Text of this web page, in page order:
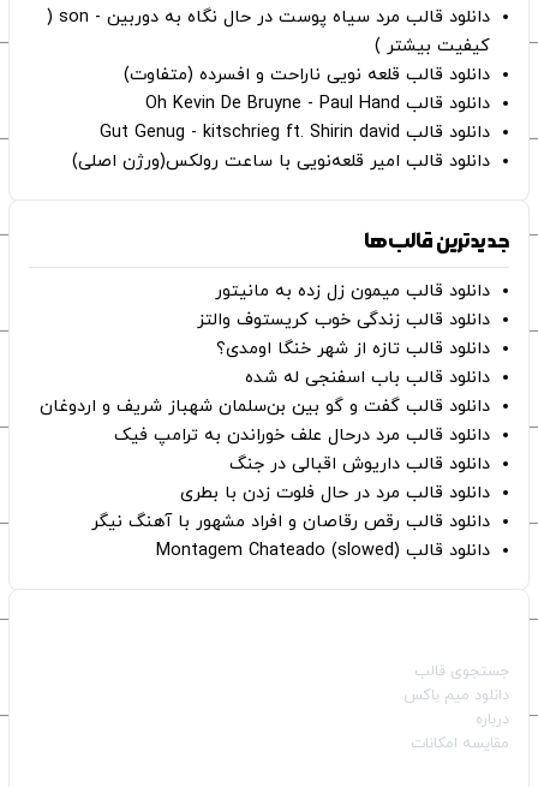
دانلود قالب مرد سیاه پوست در حال نگاه به دوربین - son (
کیفیت بیشتر )
دانلود قالب قلعه نویی ناراحت و افسرده (متفاوت)
دانلود قالب Oh Kevin De Bruyne - Paul Hand
دانلود قالب Gut Genug - kitschrieg ft. Shirin david
دانلود قالب امیر قلعه‌نویی با ساعت رولکس(ورژن اصلی)
جدیدترین قالب‌ها
دانلود قالب میمون زل زده به مانیتور
دانلود قالب زندگی خوب کریستوف والتز
دانلود قالب تازه از شهر خنگا اومدی؟
دانلود قالب باب اسفنجی له شده
دانلود قالب گفت و گو بین بن‌سلمان شهباز شریف و اردوغان
دانلود قالب مرد درحال علف خوراندن به ترامپ فیک
دانلود قالب داریوش اقبالی در جنگ
دانلود قالب مرد در حال فلوت زدن با بطری
دانلود قالب رقص رقاصان و افراد مشهور با آهنگ نیگر
دانلود قالب Montagem Chateado (slowed)
جستجوی قالب
دانلود میم باکس
درباره
مقایسه امکانات